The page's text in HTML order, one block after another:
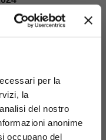
per la
la
del nostro
anonime
occupano del
proprie
di
TRADING